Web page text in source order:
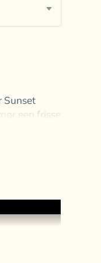
Sunset
een frisse